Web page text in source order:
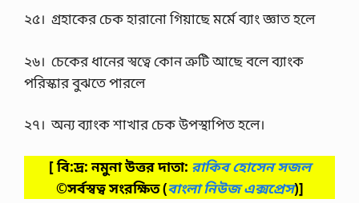
২৫। গ্রহাকের চেক হারানো গিয়াছে মর্মে ব্যাং জ্ঞাত হলে
২৬। চেকের ধানের স্বত্বে কোন ত্রুটি আছে বলে ব্যাংক
পরিস্কার বুঝতে পারলে
২৭। অন্য ব্যাংক শাখার চেক উপস্থাপিত হলে।
[ বি:দ্র: নমুনা উত্তর দাতা: রাকিব হোসেন সজল
©সর্বস্বত্ব সংরক্ষিত(বাংলা নিউজ এক্সপ্রেস)]